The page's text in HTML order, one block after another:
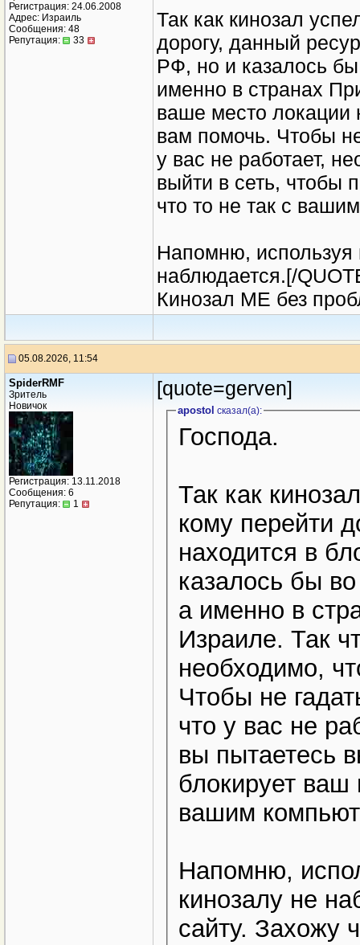
Регистрация: 24.06.2008
Адрес: Израиль
Сообщения: 48
Репутация:
33
Так как кинозал
дорогу, данный
РФ, но и казалось
именно в странах
ваше место локации
вам помочь. Чтобы
у вас не работает,
выйти в сеть, чтобы
что то не так с
Напомню, используя
наблюдается.[/
Кинозал МЕ без
05.08.2026, 11:54
SpiderRMF
Зритель
Новичок
Регистрация: 13.11.2018
Сообщения: 6
Репутация:
1
[quote=gerven]
apostol сказал(a):
Господа.
Так как
кому перейти
находится в
казалось бы
а именно в
Израиле. Так
необходимо,
Чтобы не
что у вас не
вы пытаетесь
блокирует ваш
вашим
Напомню,
кинозалу не
сайту. Захожу